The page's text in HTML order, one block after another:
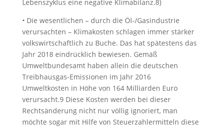
Lebenszyklus eine negative Klimabilanz.8)
• Die wesentlichen – durch die Öl-/Gasindustrie
verursachten – Klimakosten schlagen immer stärker
volkswirtschaftlich zu Buche. Das hat spätestens das
Jahr 2018 eindrücklich bewiesen. Gemäß
Umweltbundesamt haben allein die deutschen
Treibhausgas-Emissionen im Jahr 2016
Umweltkosten in Höhe von 164 Milliarden Euro
verursacht.9 Diese Kosten werden bei dieser
Rechtsänderung nicht nur völlig ignoriert, man
möchte sogar mit Hilfe von Steuerzahlermitteln diese